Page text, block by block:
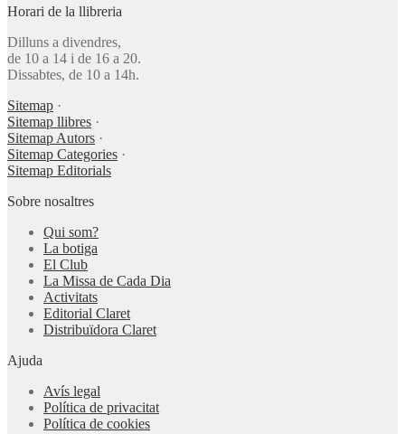
Horari de la llibreria
Dilluns a divendres,
de 10 a 14 i de 16 a 20.
Dissabtes, de 10 a 14h.
Sitemap ·
Sitemap llibres ·
Sitemap Autors ·
Sitemap Categories ·
Sitemap Editorials
Sobre nosaltres
Qui som?
La botiga
El Club
La Missa de Cada Dia
Activitats
Editorial Claret
Distribuïdora Claret
Ajuda
Avís legal
Política de privacitat
Política de cookies